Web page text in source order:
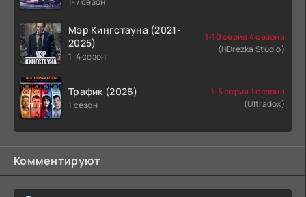
Мэр Кингстауна (2021-
2025)
1-4 сезон
1-10 серия 4 сезона
(HDrezka Studio)
Трафик (2026)
1 сезон
1-5 серия 1 сезона
(Ultradox)
Комментируют